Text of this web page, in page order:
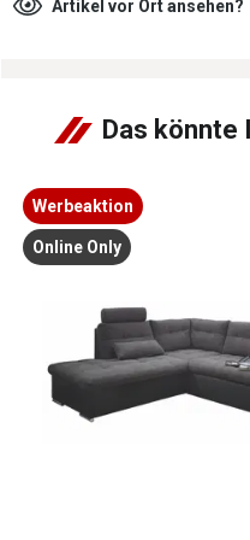
Artikel vor Ort ansehen?
Das könnte
Werbeaktion
Online Only